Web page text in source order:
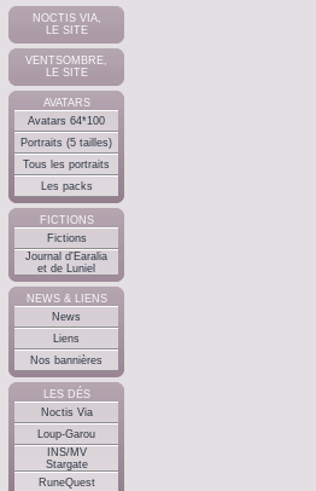
NOCTIS VIA,
LE SITE
VENTSOMBRE,
LE SITE
AVATARS
Avatars 64*100
Portraits (5 tailles)
Tous les portraits
Les packs
FICTIONS
Fictions
Journal d'Earalia
et de Luniel
NEWS & LIENS
News
Liens
Nos bannières
LES DÉS
Noctis Via
Loup-Garou
INS/MV
Stargate
RuneQuest